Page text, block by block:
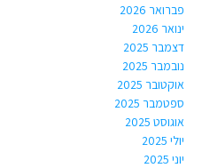
פברואר 2026
ינואר 2026
דצמבר 2025
נובמבר 2025
אוקטובר 2025
ספטמבר 2025
אוגוסט 2025
יולי 2025
יוני 2025